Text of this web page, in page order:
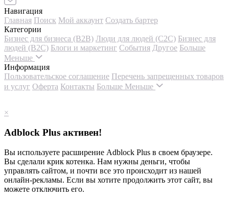
Навигация
Главная Поиск Мой аккаунт Создать бартер
Категории
Бизнес для бизнеса (B2B) Люди для людей (С2С) Бизнес для
людей (B2C) Блоги и маркетинг События Другое Больше
Меньше
Информация
Пользовательское соглашение Перечень запрещенных товаров
и услуг Оферта Контакты Больше Меньше
×
Adblock Plus активен!
Вы используете расширение Adblock Plus в своем браузере.
Вы сделали крик котенка. Нам нужны деньги, чтобы
управлять сайтом, и почти все это происходит из нашей
онлайн-рекламы. Если вы хотите продолжить этот сайт, вы
можете отключить его.